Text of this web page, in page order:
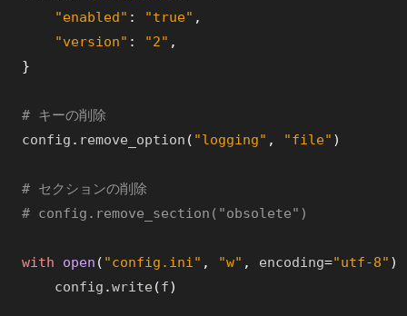
"enabled" : "true" ,
"version" : "2" ,
}
# キーの削除
config . remove_option ( "logging" , "file" )
# セクションの削除
# config.remove_section("obsolete")
with open ( "config.ini" , "w" , encoding="utf-8" )
config .write (f)